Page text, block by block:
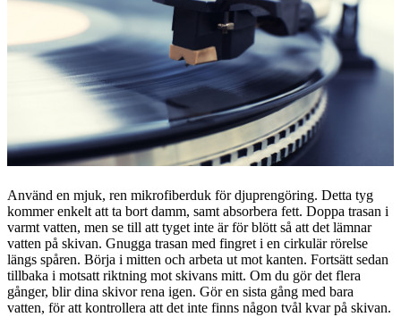
Använd en mjuk, ren mikrofiberduk för djuprengöring. Detta tyg
kommer enkelt att ta bort damm, samt absorbera fett. Doppa trasan i
varmt vatten, men se till att tyget inte är för blött så att det lämnar
vatten på skivan. Gnugga trasan med fingret i en cirkulär rörelse
längs spåren. Börja i mitten och arbeta ut mot kanten. Fortsätt sedan
tillbaka i motsatt riktning mot skivans mitt. Om du gör det flera
gånger, blir dina skivor rena igen. Gör en sista gång med bara
vatten, för att kontrollera att det inte finns någon tvål kvar på skivan.